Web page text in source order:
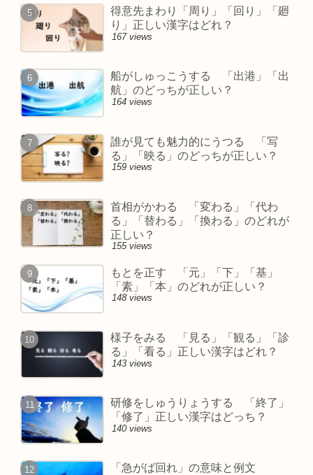
得意先まわり「周り」「回り」「廻
り」正しい漢字はどれ？
167 views
船がしゅっこうする 「出港」「出
航」のどっちが正しい？
164 views
誰が見ても魅力的にうつる 「写
る」「映る」のどっちが正しい？
159 views
首相がかわる 「変わる」「代わ
る」「替わる」「換わる」のどれが
正しい？
155 views
もとを正す 「元」「下」「基」
「素」「本」のどれが正しい？
148 views
様子をみる 「見る」「観る」「診
る」「看る」正しい漢字はどれ？
143 views
研修をしゅうりょうする 「終了」
「修了」正しい漢字はどっち？
140 views
「急がば回れ」の意味と例文